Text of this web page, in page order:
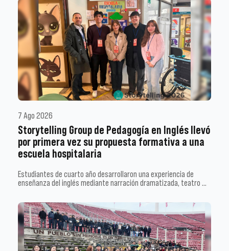
7 Ago 2026
Storytelling Group de Pedagogía en Inglés llevó
por primera vez su propuesta formativa a una
escuela hospitalaria
Estudiantes de cuarto año desarrollaron una experiencia de
enseñanza del inglés mediante narración dramatizada, teatro …